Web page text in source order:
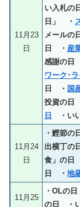
11月23
日
い入札の
日」 ・
メールの
日 ・ 産
感謝の日
ワーク･
日 ・ 国
投資の
日
・い
11月24
日
・鰹節
出横丁の
食」の日
日 ・ 地
11月25
・OLの
の日 ・